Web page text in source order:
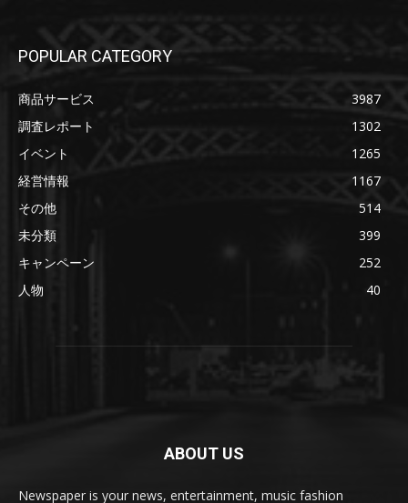
POPULAR CATEGORY
商品サービス
3987
調査レポート
1302
イベント
1265
経営情報
1167
その他
514
未分類
399
キャンペーン
252
人物
40
ABOUT US
Newspaper is your news, entertainment, music fashion